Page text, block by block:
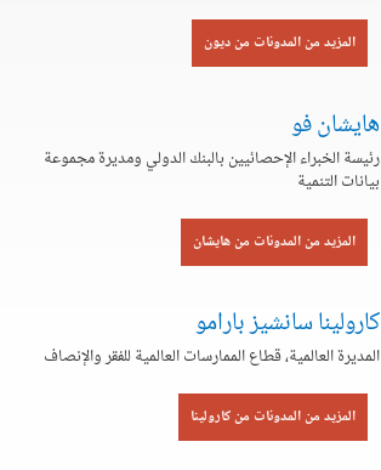
المزيد من المدونات من ديون
هايشان فو
رئيسة الخبراء الإحصائيين بالبنك الدولي ومديرة مجموعة
بيانات التنمية
المزيد من المدونات من هايشان
كارولينا سانشيز بارامو
المديرة العالمية، قطاع الممارسات العالمية للفقر والإنصاف
المزيد من المدونات من كارولينا